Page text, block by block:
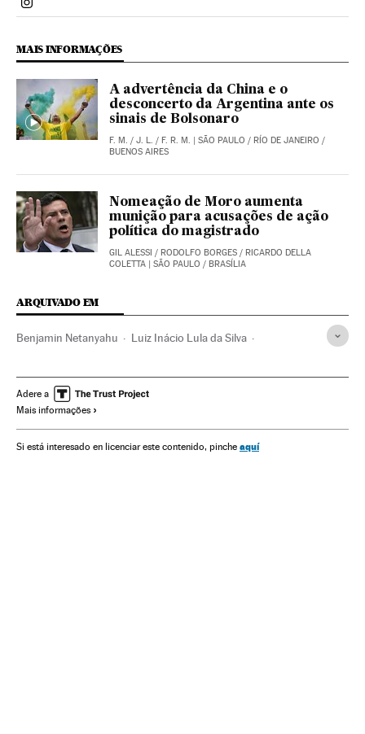
Politica El País Brasil en Instagram
MAIS INFORMAÇÕES
A advertência da China e o
desconcerto da Argentina ante os
sinais de Bolsonaro
F. M. / J. L. / F. R. M. | SÃO PAULO / RÍO DE JANEIRO /
BUENOS AIRES
Nomeação de Moro aumenta
munição para acusações de ação
política do magistrado
GIL ALESSI / RODOLFO BORGES / RICARDO DELLA
COLETTA | SÃO PAULO / BRASÍLIA
ARQUIVADO EM
Benjamin Netanyahu Luiz Inácio Lula da Silva
Mario Abdo Donald Trump
Eleições Brasil
Territórios palestinos Conflitos fronteiriços Geopolítica
Adere a
Mais informações
Si está interesado en licenciar este contenido, pinche aquí